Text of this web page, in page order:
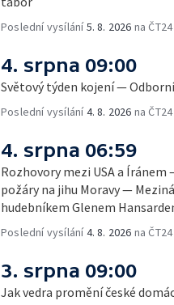
Poslední vysílání5. 8. 2026 na ČT24
4. srpna 09:00
Světový týden kojení —
Poslední vysílání4. 8. 2026 na ČT24
4. srpna 06:59
Rozhovory mezi USA a
požáry na jihu Moravy —
hudebníkem Glenem
Poslední vysílání4. 8. 2026 na ČT24
3. srpna 09:00
Jak vedra promění české